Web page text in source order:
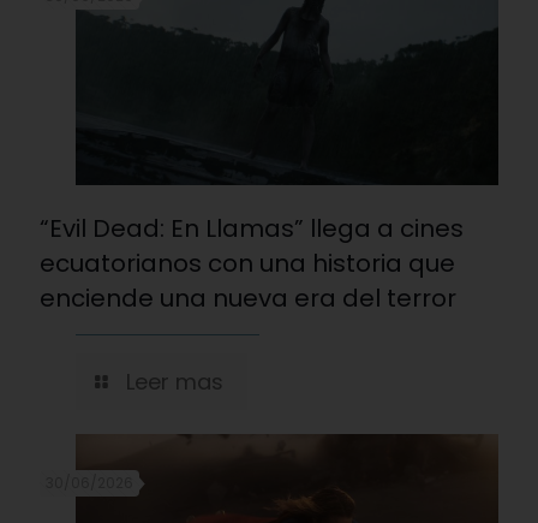
“Evil Dead: En Llamas” llega a cines
ecuatorianos con una historia que
enciende una nueva era del terror
Leer mas